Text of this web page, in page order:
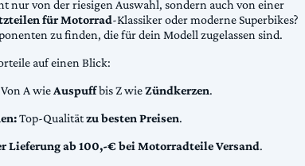
nur von der riesigen Auswahl, sondern auch von einer
für Motorrad-Klassiker oder moderne Superbikes?
zu finden, die für dein Modell zugelassen sind.
auf einen Blick:
Von A wieAuspuffbis Z wieZündkerzen.
Top-Qualitätzu besten Preisen.
Lieferung ab 100,-€ bei Motorradteile Versand.